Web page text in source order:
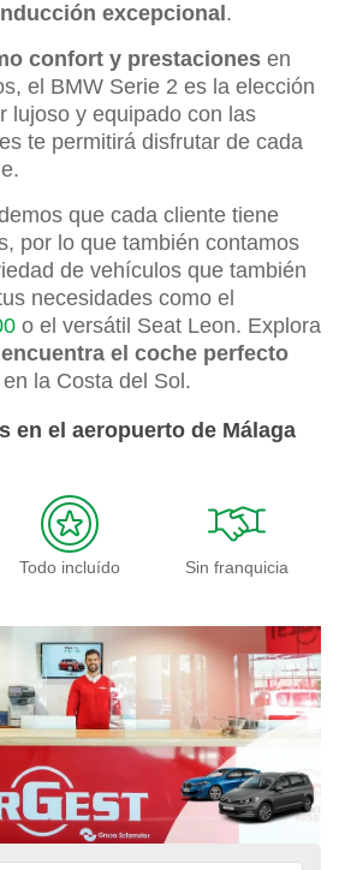
excepcional .
confort y prestaciones en
el BMW Serie 2 es la elección
lujoso y equipado con las
te permitirá disfrutar de cada
que cada cliente tiene
por lo que también contamos
de vehículos que también
necesidades como el
o el versátil Seat Leon. Explora
encuentra el coche perfecto
la Costa del Sol.
en el aeropuerto de Málaga
Todo incluído Sin franquicia